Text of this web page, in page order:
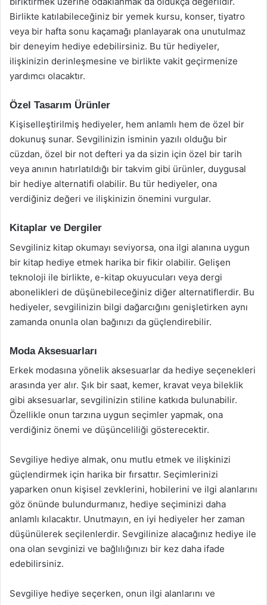
Birlikte katılabileceğiniz bir yemek kursu, konser, tiyatro
veya bir hafta sonu kaçamağı planlayarak ona unutulmaz
bir deneyim hediye edebilirsiniz. Bu tür hediyeler,
ilişkinizin derinleşmesine ve birlikte vakit geçirmenize
yardımcı olacaktır.
Özel Tasarım Ürünler
Kişiselleştirilmiş hediyeler, hem anlamlı hem de özel bir
dokunuş sunar. Sevgilinizin isminin yazılı olduğu bir
cüzdan, özel bir not defteri ya da sizin için özel bir tarih
veya anının hatırlatıldığı bir takvim gibi ürünler, duygusal
bir hediye alternatifi olabilir. Bu tür hediyeler, ona
verdiğiniz değeri ve ilişkinizin önemini vurgular.
Kitaplar ve Dergiler
Sevgiliniz kitap okumayı seviyorsa, ona ilgi alanına uygun
bir kitap hediye etmek harika bir fikir olabilir. Gelişen
teknoloji ile birlikte, e-kitap okuyucuları veya dergi
abonelikleri de düşünebileceğiniz diğer alternatiflerdir. Bu
hediyeler, sevgilinizin bilgi dağarcığını genişletirken aynı
zamanda onunla olan bağınızı da güçlendirebilir.
Moda Aksesuarları
Erkek modasına yönelik aksesuarlar da hediye seçenekleri
arasında yer alır. Şık bir saat, kemer, kravat veya bileklik
gibi aksesuarlar, sevgilinizin stiline katkıda bulunabilir.
Özellikle onun tarzına uygun seçimler yapmak, ona
verdiğiniz önemi ve düşünceliliği gösterecektir.
Sevgiliye hediye almak, onu mutlu etmek ve ilişkinizi
güçlendirmek için harika bir fırsattır. Seçimlerinizi
yaparken onun kişisel zevklerini, hobilerini ve ilgi alanlarını
göz önünde bulundurmanız, hediye seçiminizi daha
anlamlı kılacaktır. Unutmayın, en iyi hediyeler her zaman
düşünülerek seçilenlerdir. Sevgilinize alacağınız hediye ile
ona olan sevginizi ve bağlılığınızı bir kez daha ifade
edebilirsiniz.
Sevgiliye hediye seçerken, onun ilgi alanlarını ve